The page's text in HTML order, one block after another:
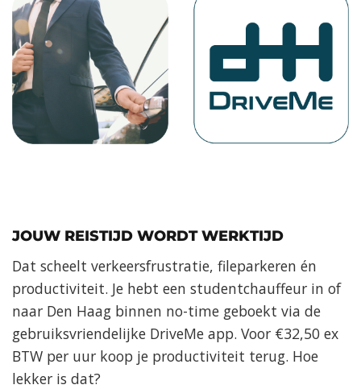
JOUW REISTIJD WORDT WERKTIJD
Dat scheelt verkeersfrustratie, fileparkeren én
productiviteit. Je hebt een studentchauffeur in of
naar Den Haag binnen no-time geboekt via de
gebruiksvriendelijke DriveMe app. Voor €32,50 ex
BTW per uur koop je productiviteit terug. Hoe
lekker is dat?